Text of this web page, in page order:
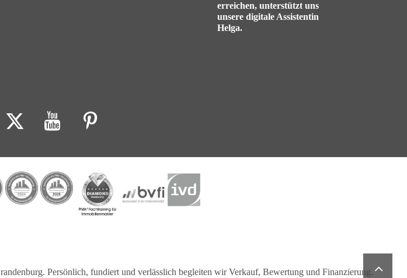
erreichen, unterstützt uns
unsere digitale Assistentin
Helga.
Persönlich, fundiert und verlässlich begleiten wir Verkauf, Bewertung und Finanzierung.